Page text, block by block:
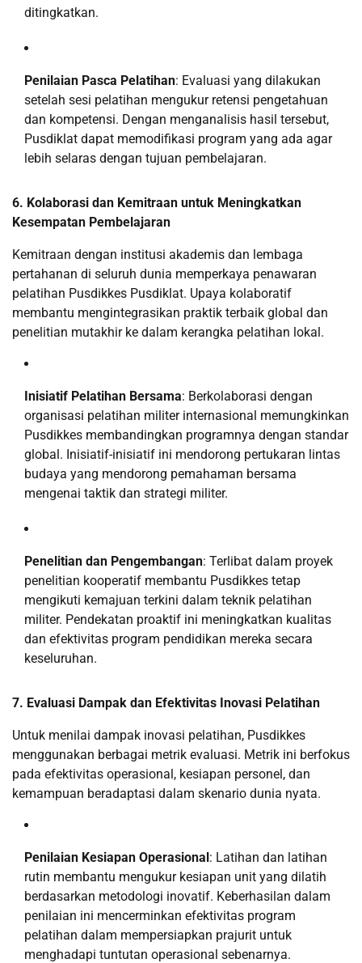
ditingkatkan.
Penilaian Pasca Pelatihan: Evaluasi yang dilakukan
setelah sesi pelatihan mengukur retensi pengetahuan
dan kompetensi. Dengan menganalisis hasil tersebut,
Pusdiklat dapat memodifikasi program yang ada agar
lebih selaras dengan tujuan pembelajaran.
6. Kolaborasi dan Kemitraan untuk Meningkatkan
Kesempatan Pembelajaran
Kemitraan dengan institusi akademis dan lembaga
pertahanan di seluruh dunia memperkaya penawaran
pelatihan Pusdikkes Pusdiklat. Upaya kolaboratif
membantu mengintegrasikan praktik terbaik global dan
penelitian mutakhir ke dalam kerangka pelatihan lokal.
Inisiatif Pelatihan Bersama: Berkolaborasi dengan
organisasi pelatihan militer internasional memungkinkan
Pusdikkes membandingkan programnya dengan standar
global. Inisiatif-inisiatif ini mendorong pertukaran lintas
budaya yang mendorong pemahaman bersama
mengenai taktik dan strategi militer.
Penelitian dan Pengembangan: Terlibat dalam proyek
penelitian kooperatif membantu Pusdikkes tetap
mengikuti kemajuan terkini dalam teknik pelatihan
militer. Pendekatan proaktif ini meningkatkan kualitas
dan efektivitas program pendidikan mereka secara
keseluruhan.
7. Evaluasi Dampak dan Efektivitas Inovasi Pelatihan
Untuk menilai dampak inovasi pelatihan, Pusdikkes
menggunakan berbagai metrik evaluasi. Metrik ini berfokus
pada efektivitas operasional, kesiapan personel, dan
kemampuan beradaptasi dalam skenario dunia nyata.
Penilaian Kesiapan Operasional: Latihan dan latihan
rutin membantu mengukur kesiapan unit yang dilatih
berdasarkan metodologi inovatif. Keberhasilan dalam
penilaian ini mencerminkan efektivitas program
pelatihan dalam mempersiapkan prajurit untuk
menghadapi tuntutan operasional sebenarnya.